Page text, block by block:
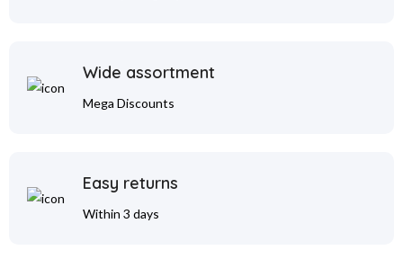
Wide assortment
Mega Discounts
Easy returns
Within 3 days